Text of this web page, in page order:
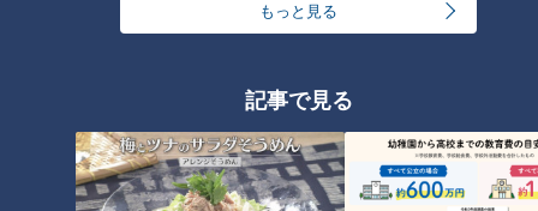
もっと見る
記事で見る
愛知県豊橋市に昨年12月にオープンした『ゆのゆ
TOYOHASHI』。
にして、緑を多くあしらい温かみのある雰囲気にしています。
お風呂は露天風呂だけでも5種類と豊富。棚橋さんは「生まれ
てから疲れたことがない」などと言いながらも炭酸の湯を楽し
み、そして『ゆのゆ』自慢の“ロウリュウ”へ！！